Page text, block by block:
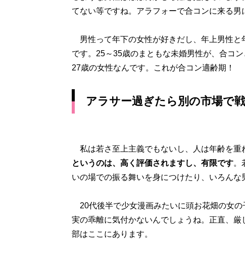
てない等ですね。アラフォーで合コンに来る男
男性って年下の女性が好きだし、年上男性と
です。25～35歳のまともな未婚男性が、合コ
27歳の女性なんです。これが合コン適齢期！
アラサー過ぎたら別の市場で
私は若さ至上主義でもないし、人は年齢を重
というのは、高く評価されますし、有限です。
いの場での振る舞いを身につけたり、いろん
20代後半で少女漫画みたいに頭お花畑の女
実の乖離に気付かないんでしょうね。正直、
部はここにあります。